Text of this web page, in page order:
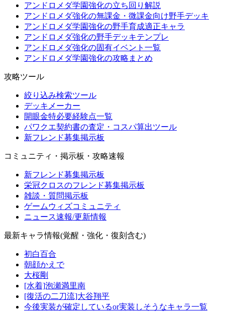
アンドロメダ学園強化の立ち回り解説
アンドロメダ強化の無課金・微課金向け野手デッキ
アンドロメダ学園強化の野手育成適正キャラ
アンドロメダ強化の野手デッキテンプレ
アンドロメダ強化の固有イベント一覧
アンドロメダ学園強化の攻略まとめ
攻略ツール
絞り込み検索ツール
デッキメーカー
開眼金特必要経験点一覧
パワクエ契約書の査定・コスパ算出ツール
新フレンド募集掲示板
コミュニティ・掲示板・攻略速報
新フレンド募集掲示板
栄冠クロスのフレンド募集掲示板
雑談・質問掲示板
ゲームウィズコミュニティ
ニュース速報/更新情報
最新キャラ情報(覚醒・強化・復刻含む)
初白百合
朝顔かえで
大桜剛
[水着]泡瀬満里南
[復活の二刀流]大谷翔平
今後実装が確定しているor実装しそうなキャラ一覧